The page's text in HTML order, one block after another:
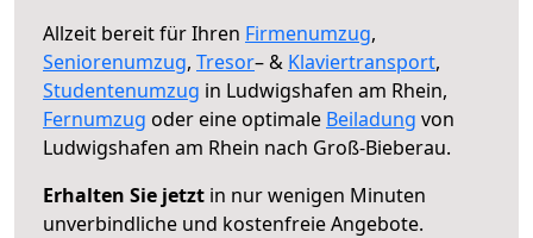
Allzeit bereit für Ihren Firmenumzug,
Seniorenumzug, Tresor– & Klaviertransport,
Studentenumzug in Ludwigshafen am Rhein,
Fernumzug oder eine optimale Beiladung von
Ludwigshafen am Rhein nach Groß-Bieberau.
Erhalten Sie jetzt in nur wenigen Minuten
unverbindliche und kostenfreie Angebote.